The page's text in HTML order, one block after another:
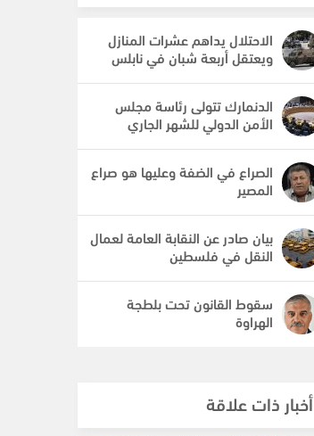
الاحتلال يداهم عشرات المنازل
ويعتقل أربعة شبان في نابلس
الدنمارك تتولى رئاسة مجلس
الأمن الدولي للشهر الجاري
الصراع في الضفة وعليها هو صراع
المصير
بيان صادر عن النقابة العامة لعمال
النقل في فلسطين
سقوط القانون تحت بلطجة
الهراوة
أخبار ذات علاقة